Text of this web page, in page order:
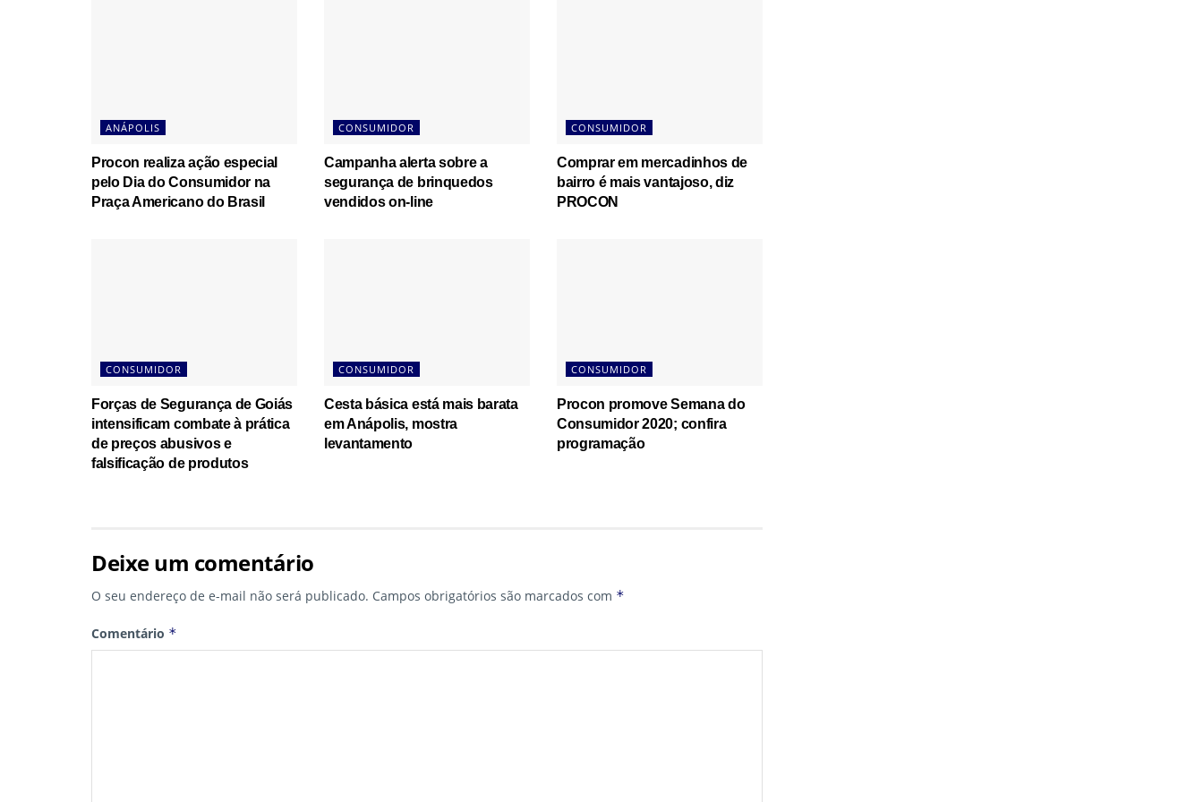
ANÁPOLIS
Procon realiza ação especial
pelo Dia do Consumidor na
Praça Americano do Brasil
CONSUMIDOR
Campanha alerta sobre a
segurança de brinquedos
vendidos on-line
CONSUMIDOR
Comprar em mercadinhos de
bairro é mais vantajoso, diz
PROCON
CONSUMIDOR
Forças de Segurança de Goiás
intensificam combate à prática
de preços abusivos e
falsificação de produtos
CONSUMIDOR
Cesta básica está mais barata
em Anápolis, mostra
levantamento
CONSUMIDOR
Procon promove Semana do
Consumidor 2020; confira
programação
Deixe um comentário
O seu endereço de e-mail não será publicado. Campos obrigatórios são marcados com *
Comentário *